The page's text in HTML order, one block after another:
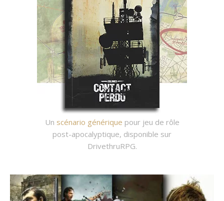
Un scénario générique pour jeu de rôle
post-apocalyptique, disponible sur
DrivethruRPG.